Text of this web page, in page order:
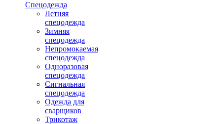
Спецодежда
Летняя
спецодежда
Зимняя
спецодежда
Непромокаемая
спецодежда
Одноразовая
спецодежда
Сигнальная
спецодежда
Одежда для
сварщиков
Трикотаж